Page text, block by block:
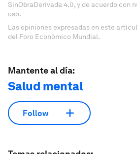
SinObraDerivada 4.0, y de acuerdo con
uso.
Las opiniones expresadas en este
del Foro Económico Mundial.
Mantente al día:
Salud mental
Follow